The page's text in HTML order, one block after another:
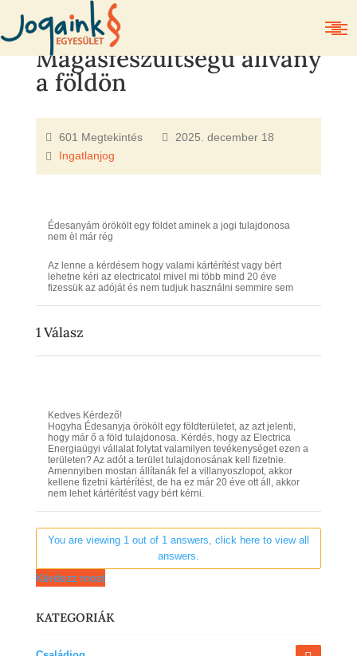
Magasfeszültségű állvány
a földön
601 Megtekintés
2025. december 18
Ingatlanjog
Édesanyám örökölt egy földet aminek a jogi tulajdonosa
nem èl már rég
Az lenne a kérdésem hogy valami kártérítést vagy bért
lehetne kéri az electricatol mivel mi több mind 20 éve
fizessük az adóját és nem tudjuk használni semmire sem
1Válasz
Kedves Kérdező!
Hogyha Édesanyja örökölt egy földterületet, az azt jelenti,
hogy már ő a föld tulajdonosa. Kérdés, hogy az Electrica
Energiaügyi vállalat folytat valamilyen tevékenységet ezen a
területen? Az adót a terület tulajdonosának kell fizetnie.
Amennyiben mostan állítanák fel a villanyoszlopot, akkor
kellene fizetni kártérítést, de ha ez már 20 éve ott áll, akkor
nem lehet kártérítést vagy bért kérni.
You are viewing 1 out of 1 answers, click here to view all
answers.
Kérdezz most
KATEGORIÁK